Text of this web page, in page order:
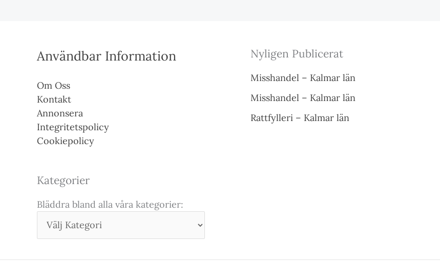
Användbar Information
Om Oss
Kontakt
Annonsera
Integritetspolicy
Cookiepolicy
Kategorier
Bläddra bland alla våra kategorier:
Nyligen Publicerat
Misshandel – Kalmar län
Misshandel – Kalmar län
Rattfylleri – Kalmar län